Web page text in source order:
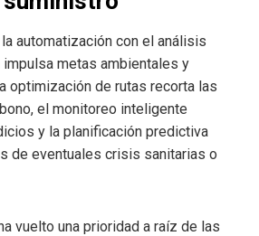
automatización con el análisis
metas ambientales y
optimización de rutas recorta las
el monitoreo inteligente
y la planificación predictiva
de eventuales crisis sanitarias o
vuelto una prioridad a raíz de las